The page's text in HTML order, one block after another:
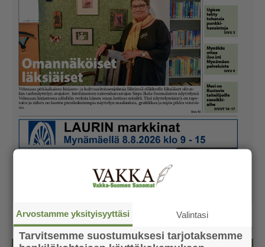
Arvostamme yksityisyyttäsi Valintasi
Tarvitsemme suostumuksesi tarjotaksemme